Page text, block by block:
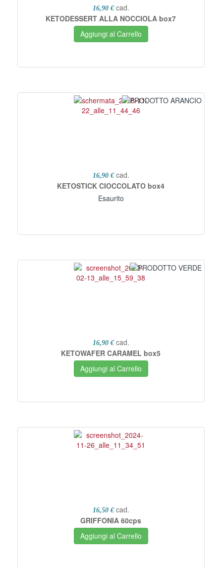
16,90 € cad.
KETODESSERT ALLA NOCCIOLA box7
Aggiungi al Carrello
16,90 € cad.
KETOSTICK CIOCCOLATO box4
Esaurito
16,90 € cad.
KETOWAFER CARAMEL box5
Aggiungi al Carrello
16,50 € cad.
GRIFFONIA 60cps
Aggiungi al Carrello